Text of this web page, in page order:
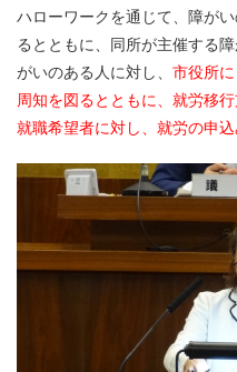
ハローワークを通じて、障が
るとともに、同所が主催する
がいのある人に対し、 市役所
周知を図るとともに、就労移
就職希望者に対し、就労の申